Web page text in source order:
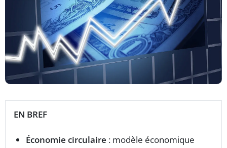
EN BREF
Économie circulaire : modèle économique